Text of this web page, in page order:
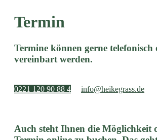
Termin
Termine können gerne
vereinbart werden.
0221 120 90 88 4 info@heikegrass.de
Auch steht Ihnen die Möglichkeit